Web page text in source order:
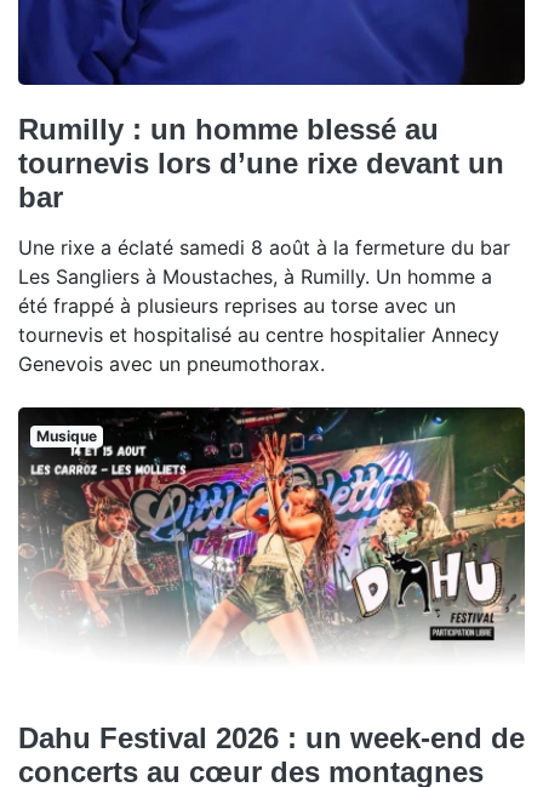
Rumilly : un homme blessé au
tournevis lors d’une rixe devant un
bar
Une rixe a éclaté samedi 8 août à la fermeture du bar
Les Sangliers à Moustaches, à Rumilly. Un homme a
été frappé à plusieurs reprises au torse avec un
tournevis et hospitalisé au centre hospitalier Annecy
Genevois avec un pneumothorax.
Musique
Dahu Festival 2026 : un week-end de
concerts au cœur des montagnes